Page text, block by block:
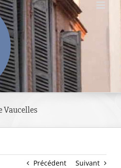
Vaucelles
Précédent Suivant